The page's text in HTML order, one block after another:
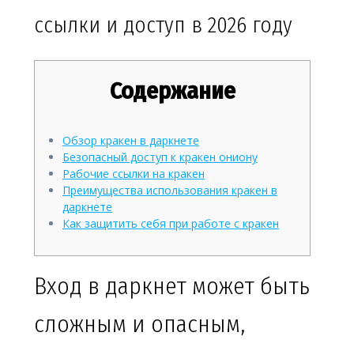
ссылки и доступ в 2026 году
Содержание
Обзор кракен в даркнете
Безопасный доступ к кракен ониону
Рабочие ссылки на кракен
Преимущества использования кракен в
даркнете
Как защитить себя при работе с кракен
Вход в даркнет может быть
сложным и опасным,